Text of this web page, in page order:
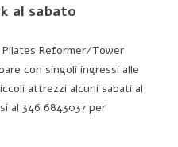
al sabato
Reformer/Tower
con singoli ingressi alle
attrezzi alcuni sabati al
al 346 6843037 per